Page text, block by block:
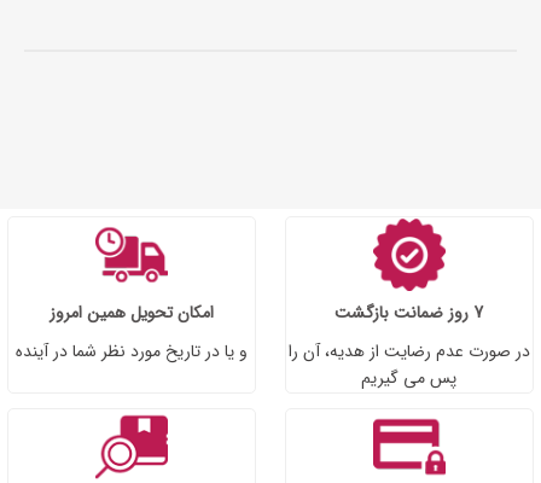
7 روز ضمانت بازگشت
در صورت عدم رضایت از هدیه، آن را
پس می گیریم
امکان تحویل همین امروز
و یا در تاریخ مورد نظر شما در آینده